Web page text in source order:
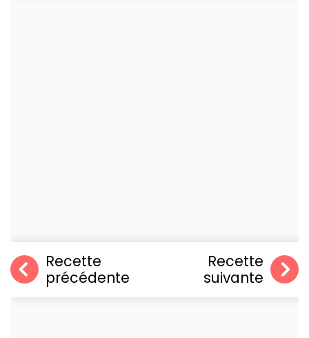
Recette
précédente
Recette
suivante